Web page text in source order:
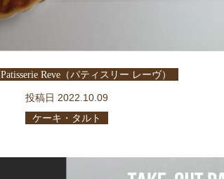
Patisserie Reve（パティスリー レーヴ）
投稿日 2022.10.09
ケーキ・タルト